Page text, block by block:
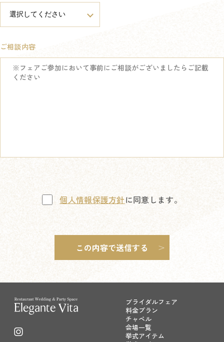
ご相談内容
個人情報保護方針に同意します。
ブライダルフェア
料金プラン
チャペル
会場一覧
挙式アイテム